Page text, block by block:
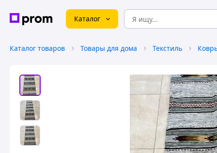
Каталог
Каталог товаров Товары для дома Текстиль